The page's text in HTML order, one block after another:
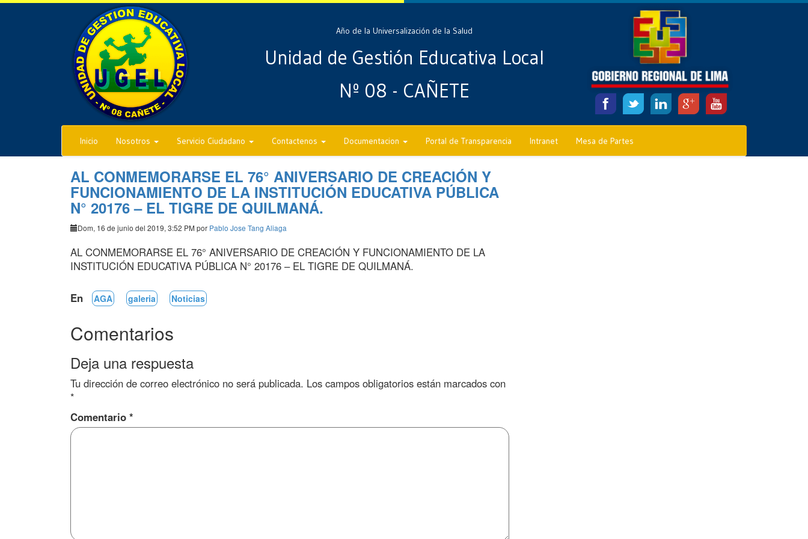
Año de la Universalización de la Salud
Unidad de Gestión Educativa Local
Nº 08 - CAÑETE
Inicio Nosotros Servicio Ciudadano Contactenos Documentacion Portal de Transparencia Intranet Mesa de Partes
AL CONMEMORARSE EL 76° ANIVERSARIO DE CREACIÓN Y
FUNCIONAMIENTO DE LA INSTITUCIÓN EDUCATIVA PÚBLICA
N° 20176 – EL TIGRE DE QUILMANÁ.
Dom, 16 de junio del 2019, 3:52 PM por Pablo Jose Tang Aliaga
AL CONMEMORARSE EL 76° ANIVERSARIO DE CREACIÓN Y FUNCIONAMIENTO DE LA
INSTITUCIÓN EDUCATIVA PÚBLICA N° 20176 – EL TIGRE DE QUILMANÁ.
En AGA galeria Noticias
Comentarios
Deja una respuesta
Tu dirección de correo electrónico no será publicada. Los campos obligatorios están marcados con
*
Comentario *